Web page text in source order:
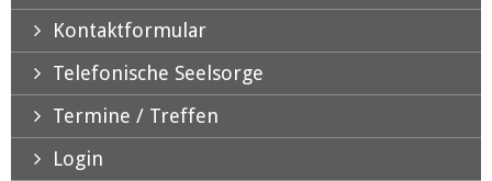
Kontaktformular
Telefonische Seelsorge
Termine / Treffen
Login